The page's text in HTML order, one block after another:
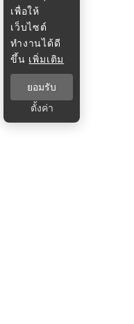
เพื่อให้
เว็บไซต์
ทำงานได้ดี
ขึ้น เพิ่มเติม
ยอมรับ
ตั้งค่า